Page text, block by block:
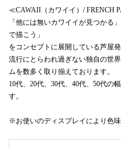
≪CAWAII（カワイイ）/ FRENCH
「他には無いカワイイが見つかる
で描こう」
をコンセプトに展開している芦屋
流行にとらわれ過ぎない独自の世
ムを数多く取り揃えております。
10代、20代、30代、40代、50代の
す。
※お使いのディスプレイにより色